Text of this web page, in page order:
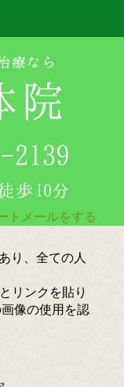
り、全ての人
リンクを貼り
像の使用を認